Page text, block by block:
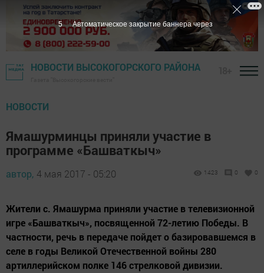
НОВОСТИ ВЫСОКОГОРСКОГО РАЙОНА
НОВОСТИ
Ямашурминцы приняли участие в
программе «Башваткыч»
автор, 4 мая 2017 - 05:20 1423 0 0
Жители с. Ямашурма приняли участие в телевизионной
игре «Башваткыч», посвященной 72-летию Победы. В
частности, речь в передаче пойдет о базировавшемся в
селе в годы Великой Отечественной войны 280
артиллерийском полке 146 стрелковой дивизии.
4 Автоматическое закрытие баннера через